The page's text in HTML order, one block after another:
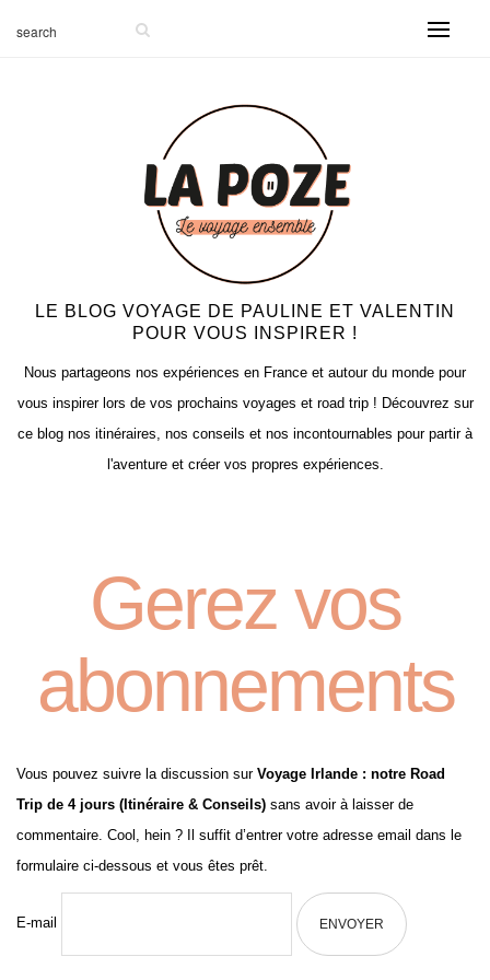
LE BLOG VOYAGE DE PAULINE ET VALENTIN
POUR VOUS INSPIRER !
Nous partageons nos expériences en France et autour du monde pour
vous inspirer lors de vos prochains voyages et road trip ! Découvrez sur
ce blog nos itinéraires, nos conseils et nos incontournables pour partir à
l'aventure et créer vos propres expériences.
Gerez vos
abonnements
Vous pouvez suivre la discussion sur Voyage Irlande : notre Road
Trip de 4 jours (Itinéraire & Conseils) sans avoir à laisser de
commentaire. Cool, hein ? Il suffit d’entrer votre adresse email dans le
formulaire ci-dessous et vous êtes prêt.
E-mail